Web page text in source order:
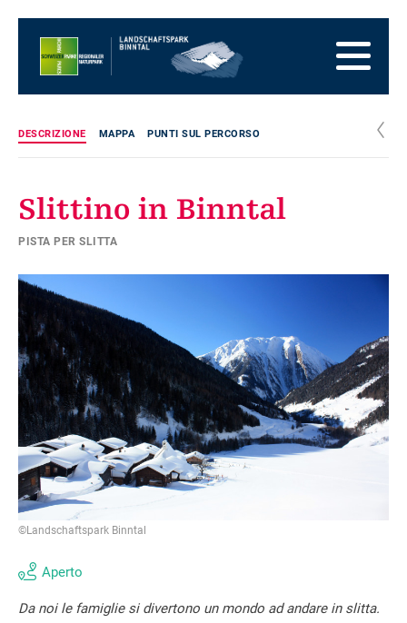
iniziale
navigazione
mappa
AllaDESCRIZIONE MAPPA PUNTI SUL PERCORSO c
Slittino in Binntal
PISTA PER SLITTA
©Landschaftspark Binntal
Aperto
Da noi le famiglie si divertono un mondo ad andare in slitta.